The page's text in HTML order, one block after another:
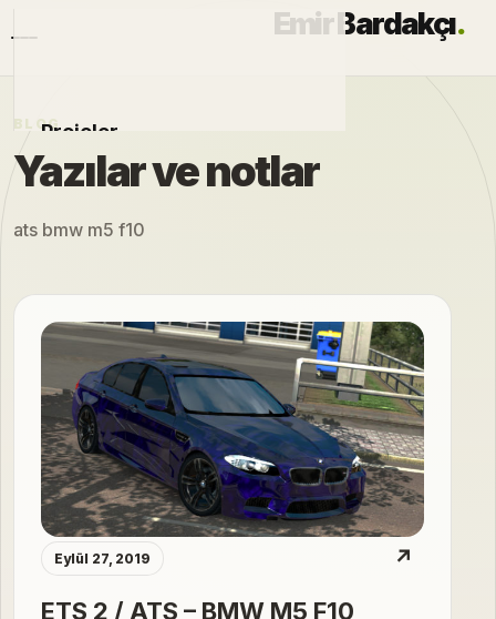
Emir Bardakçı.
Projeler
Otomobiller
Modlar
Hakkımda
BLOG
Yazılar ve notlar
ats bmw m5 f10
Eylül 27, 2019 ↗
ETS 2 / ATS – BMW M5 F10